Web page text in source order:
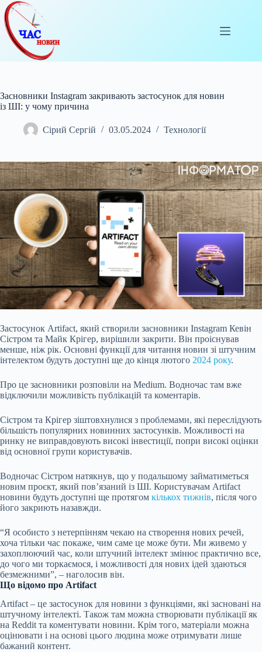
Перейти
до
вмісту
Засновники Instagram закривають застосунок для новин
із ШІ: у чому причина
Сірий Сергій 03.05.2024 Технології
Застосунок Artifact, який створили засновники Instagram Кевін
Сістром та Майк Крігер, вирішили закрити. Він проіснував
менше, ніж рік. Основні функції для читання новин зі штучним
інтелектом будуть доступні ще до кінця лютого 2024 року.
Про це засновники розповіли на Medium. Водночас там вже
відключили можливість публікацій та коментарів.
Сістром та Крігер зіштовхнулися з проблемами, які переслідують
більшість популярних новинних застосунків. Можливості на
ринку не виправдовують високі інвестиції, попри високі оцінки
від основної групи користувачів.
Водночас Сістром натякнув, що у подальшому займатиметься
новим проєкт, який пов’язаний із ШІ. Користувачам Artifact
новини будуть доступні ще протягом кількох тижнів, після чого
його закриють назавжди.
“Я особисто з нетерпінням чекаю на створення нових речей,
хоча тільки час покаже, чим саме це може бути. Ми живемо у
захоплюючий час, коли штучний інтелект змінює практично все,
до чого ми торкаємося, і можливості для нових ідей здаються
безмежними”, – наголосив він.
Що відомо про Artifact
Artifact – це застосунок для новини з функціями, які засновані на
штучному інтелекті. Також там можна створювати публікації як
на Reddit та коментувати новини. Крім того, матеріали можна
оцінювати і на основі цього людина може отримувати лише
бажаний контент.